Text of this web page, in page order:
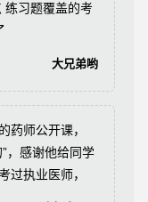
练习题覆盖的考
大兄弟哟
药师公开课，
，感谢他给同学
过执业医师，